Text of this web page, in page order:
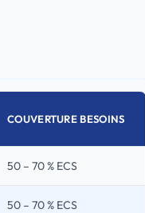
COUVERTURE BESOINS
50 – 70 % ECS
50 – 70 % ECS